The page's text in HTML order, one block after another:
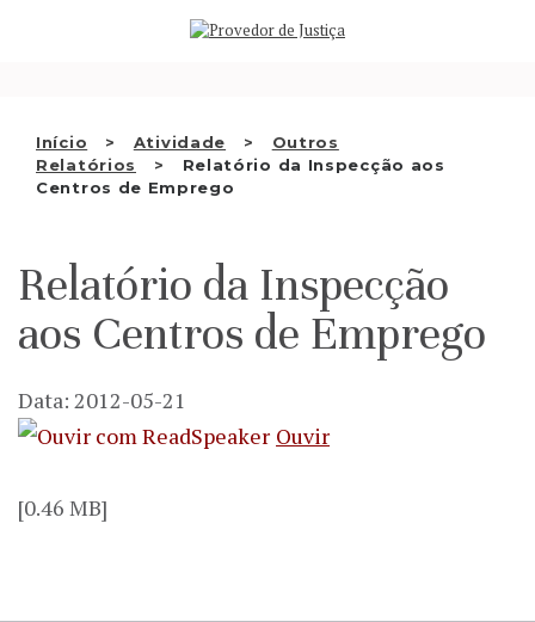
Início Atividade
Outros
Relatórios
Relatório da Inspecção aos
Centros de Emprego
QUEM SOMOS
RECOMENDAÇÕES E OUTRAS
DECISÕES
APRESENTAR QUEIXA
PT
Relatório da Inspecção
aos Centros de Emprego
Data: 2012-05-21
Ouvir
[0.46 MB]